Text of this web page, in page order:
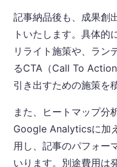
記事納品後も、成果創
トいたします。具体的
リライト施策や、ラン
るCTA（Call To
引き出すための施策を
また、ヒートマップ分
Google Analyticsに加
用し、記事のパフォー
いります。別途費用は